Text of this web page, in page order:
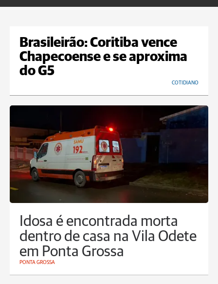
Brasileirão: Coritiba vence
Chapecoense e se aproxima
do G5
COTIDIANO
Idosa é encontrada morta
dentro de casa na Vila Odete
em Ponta Grossa
PONTA GROSSA